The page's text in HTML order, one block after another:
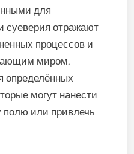
для
суеверия отражают
процессов и
миром.
определённых
могут нанести
полю или привлечь